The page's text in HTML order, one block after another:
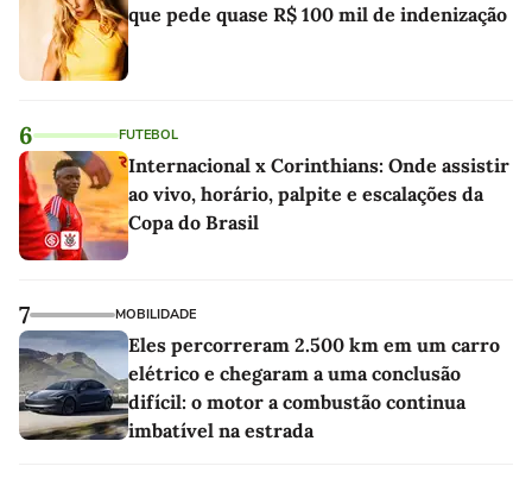
que pede quase R$ 100 mil de indenização
6 FUTEBOL
Internacional x Corinthians: Onde assistir
ao vivo, horário, palpite e escalações da
Copa do Brasil
7 MOBILIDADE
Eles percorreram 2.500 km em um carro
elétrico e chegaram a uma conclusão
difícil: o motor a combustão continua
imbatível na estrada